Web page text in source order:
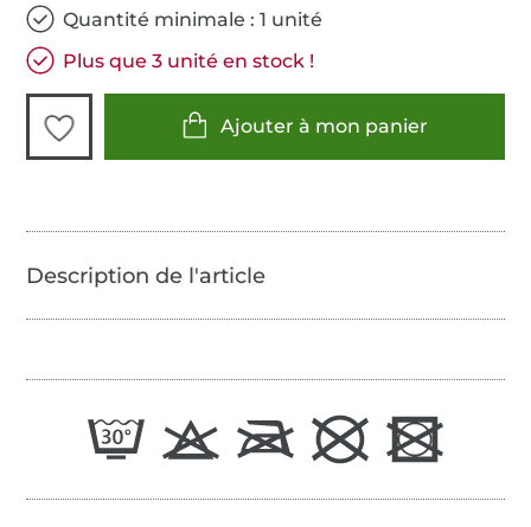
Quantité minimale : 1 unité
Plus que 3 unité en stock !
Ajouter à mon panier